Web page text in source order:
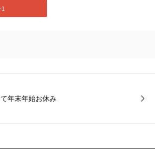
年末年始お休み